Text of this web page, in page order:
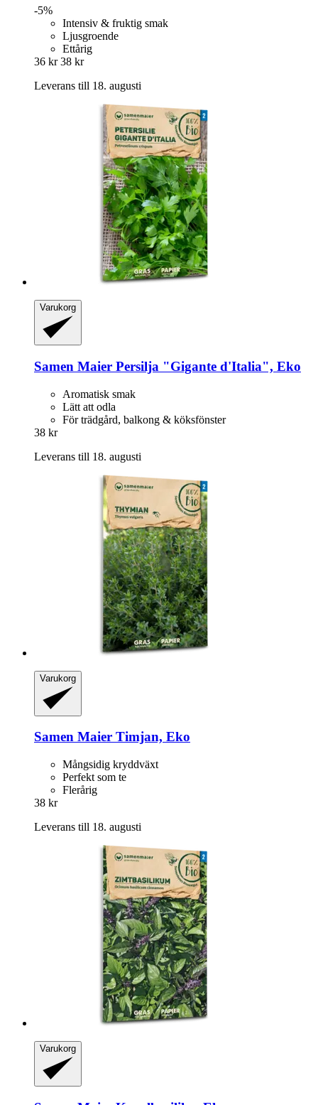
-5%
Intensiv & fruktig smak
Ljusgroende
Ettårig
36 kr 38 kr
Leverans till 18. augusti
Varukorg
Samen Maier Persilja "Gigante d'Italia", Eko
Aromatisk smak
Lätt att odla
För trädgård, balkong & köksfönster
38 kr
Leverans till 18. augusti
Varukorg
Samen Maier Timjan, Eko
Mångsidig kryddväxt
Perfekt som te
Flerårig
38 kr
Leverans till 18. augusti
Varukorg